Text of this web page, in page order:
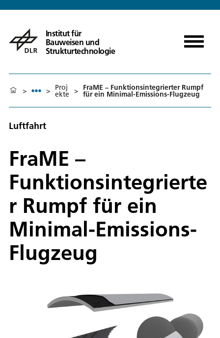
Institut für
Bauweisen und
Strukturtechnologie
> > Proj
ekte > FraME – Funktionsintegrierter Rumpf
für ein Minimal-Emissions-Flugzeug
Luftfahrt
FraME –
Funktionsintegrierte
r Rumpf für ein
Minimal-Emissions-
Flugzeug